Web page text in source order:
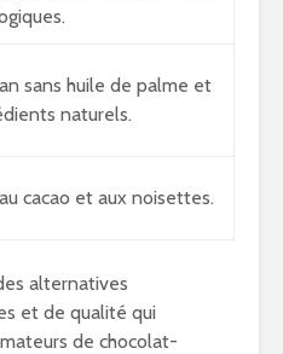
sans huile de palme et
naturels.
cacao et aux noisettes.
alternatives
et de qualité qui
de chocolat-